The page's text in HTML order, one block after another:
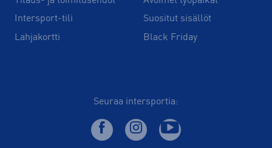
Intersport-tili
Lahjakortti
Suositut sisällöt
Black Friday
Seuraa intersportia: